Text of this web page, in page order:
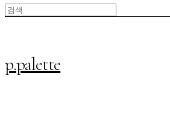
p.palette